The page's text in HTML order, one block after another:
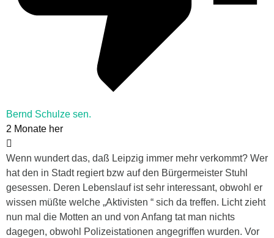
Bernd Schulze sen.
2 Monate her
Wenn wundert das, daß Leipzig immer mehr verkommt? Wer
hat den in Stadt regiert bzw auf den Bürgermeister Stuhl
gesessen. Deren Lebenslauf ist sehr interessant, obwohl er
wissen müßte welche „Aktivisten “ sich da treffen. Licht zieht
nun mal die Motten an und von Anfang tat man nichts
dagegen, obwohl Polizeistationen angegriffen wurden. Vor